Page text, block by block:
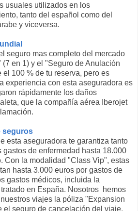
usuales utilizados en los
tanto del español como del
y viceversa.
seguro mas completo del mercado
en 1) y el "Seguro de Anulación
el 100 % de tu reserva, pero es
experiencia con esta aseguradora es
rápidamente los daños
que la compañía aérea Iberojet
seguros
esta aseguradora te garantiza tanto
gastos de enfermedad hasta 18.000
Con la modalidad "Class Vip", estas
hasta 3.000 euros por gastos de
gastos médicos, incluida la
en España. Nosotros hemos
viajes la póliza "Expansion
el seguro de cancelación del viaje.